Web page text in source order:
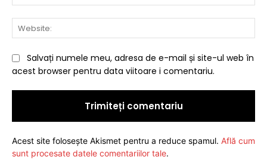
Salvați numele meu, adresa de e-mail și site-ul web în
acest browser pentru data viitoare i comentariu.
Acest site folosește Akismet pentru a reduce spamul. Află cum
sunt procesate datele comentariilor tale.